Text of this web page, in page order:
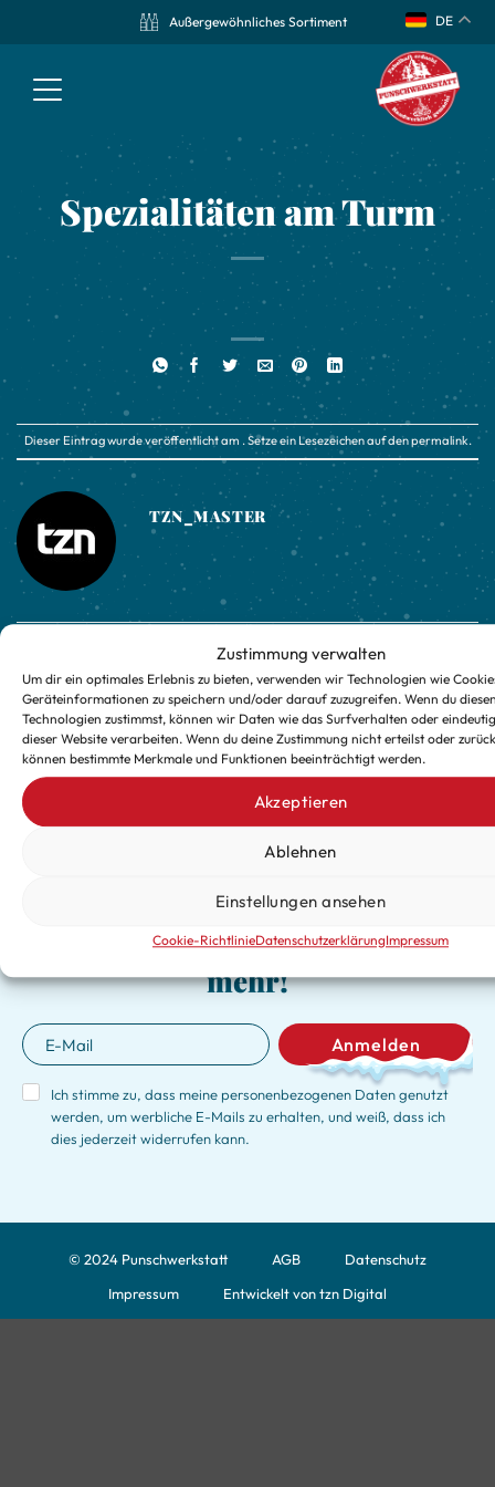
Zustimmung verwalten
Um dir ein optimales Erlebnis zu bieten, verwenden wir Technologien wie
Geräteinformationen zu speichern und/oder darauf zuzugreifen. Wenn du
Technologien zustimmst, können wir Daten wie das Surfverhalten oder
dieser Website verarbeiten. Wenn du deine Zustimmung nicht erteilst oder
können bestimmte Merkmale und Funktionen beeinträchtigt werden.
Akzeptieren
Ablehnen
Einstellungen ansehen
Cookie-RichtlinieDatenschutzerklärungImpressum
Außergewöhnliches Sortiment DE
Spezialitäten am Turm
Dieser Eintrag wurde veröffentlicht am . Setze ein Lesezeichen auf denpermalink.
TZN_MASTER
GmbH E-Center
Steinwald Dorfladen GmbH
Verpasse keine exklusiven
Updates für die kalte Jahreszeit
mehr!
Ich stimme zu, dass meine personenbezogenen Daten genutzt
werden, um werbliche E-Mails zu erhalten, und weiß, dass ich
dies jederzeit widerrufen kann.
Anmelden
© 2024 Punschwerkstatt AGB
Datenschutz
Impressum
Entwickelt von tzn Digital